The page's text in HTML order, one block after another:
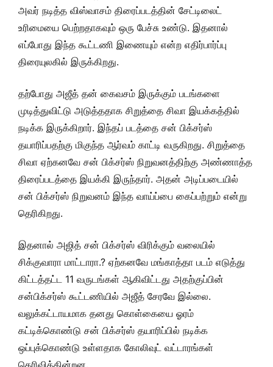
அவர் நடித்த விஸ்வாசம் திரைப்படத்தின் சேட்டிலைட்
உரிமையை பெற்றதாகவும் ஒரு பேச்சு உண்டு. இதனால்
எப்போது இந்த கூட்டணி இணையும் என்ற எதிர்பார்ப்பு
திரையுலகில் இருக்கிறது.
தற்போது அஜீத் தன் கைவசம் இருக்கும் படங்களை
முடித்துவிட்டு அடுத்ததாக சிறுத்தை சிவா இயக்கத்தில்
நடிக்க இருக்கிறார். இந்தப் படத்தை சன் பிக்சர்ஸ்
தயாரிப்பதற்கு மிகுந்த ஆர்வம் காட்டி வருகிறது. சிறுத்தை
சிவா ஏற்கனவே சன் பிக்சர்ஸ் நிறுவனத்திற்கு அண்ணாத்த
திரைப்படத்தை இயக்கி இருந்தார். அதன் அடிப்படையில்
சன் பிக்சர்ஸ் நிறுவனம் இந்த வாய்ப்பை கைப்பற்றும் என்று
தெரிகிறது.
இதனால் அஜித் சன் பிக்சர்ஸ் விரிக்கும் வலையில்
சிக்குவாரா மாட்டாரா.? ஏற்கனவே மங்காத்தா படம் எடுத்து
கிட்டத்தட்ட 11 வருடங்கள் ஆகிவிட்டது அதற்குப்பின்
சன்பிக்சர்ஸ் கூட்டணியில் அஜீத் சேரவே இல்லை.
வலுக்கட்டாயமாக தனது கொள்கையை ஓரம்
கட்டிக்கொண்டு சன் பிக்சர்ஸ் தயாரிப்பில் நடிக்க
ஒப்புக்கொண்டு உள்ளதாக கோலிவுட் வட்டாரங்கள்
தெரிவிக்கின்றன.